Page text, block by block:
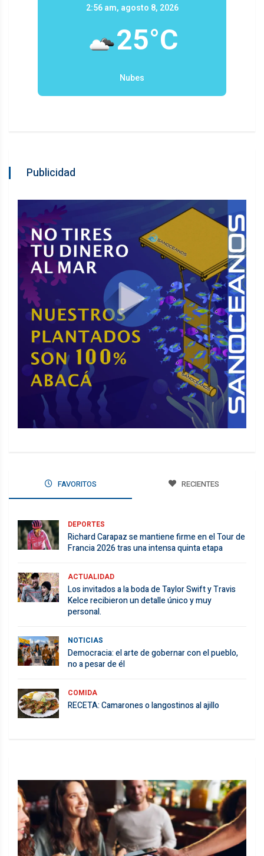
2:56 am, agosto 8, 2026
25°C
Nubes
Publicidad
FAVORITOS RECIENTES
DEPORTES
Richard Carapaz se mantiene firme en el Tour de
Francia 2026 tras una intensa quinta etapa
ACTUALIDAD
Los invitados a la boda de Taylor Swift y Travis
Kelce recibieron un detalle único y muy
personal.
NOTICIAS
Democracia: el arte de gobernar con el pueblo,
no a pesar de él
COMIDA
RECETA: Camarones o langostinos al ajillo